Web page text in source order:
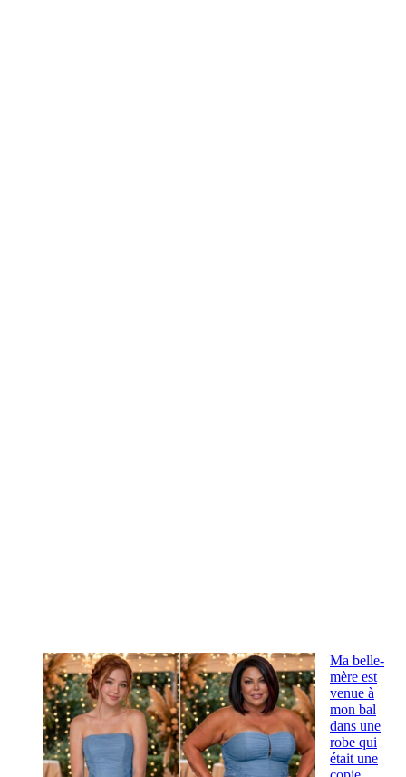
Ma belle-
mère est
venue à
mon bal
dans une
robe qui
était une